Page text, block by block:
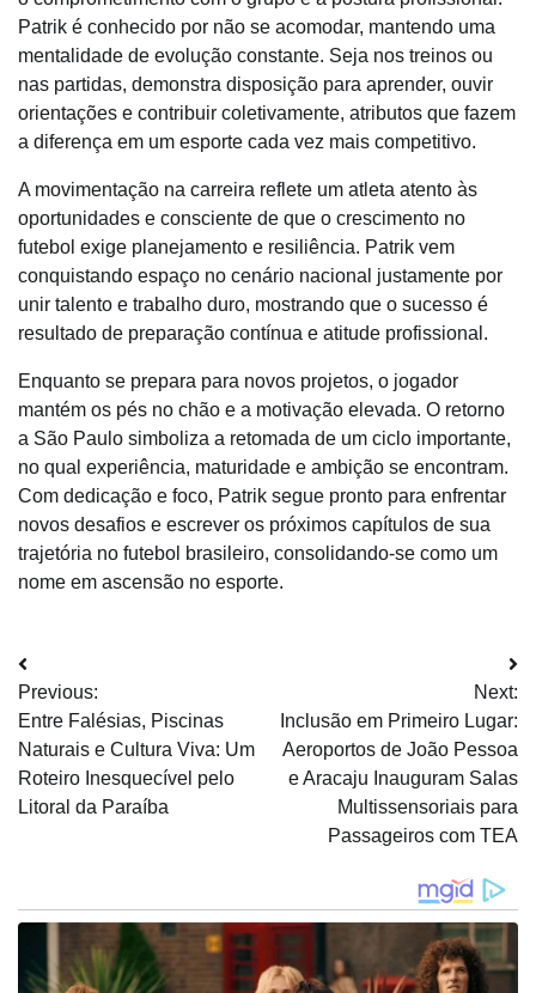
Patrik é conhecido por não se acomodar, mantendo uma
mentalidade de evolução constante. Seja nos treinos ou
nas partidas, demonstra disposição para aprender, ouvir
orientações e contribuir coletivamente, atributos que fazem
a diferença em um esporte cada vez mais competitivo.
A movimentação na carreira reflete um atleta atento às
oportunidades e consciente de que o crescimento no
futebol exige planejamento e resiliência. Patrik vem
conquistando espaço no cenário nacional justamente por
unir talento e trabalho duro, mostrando que o sucesso é
resultado de preparação contínua e atitude profissional.
Enquanto se prepara para novos projetos, o jogador
mantém os pés no chão e a motivação elevada. O retorno
a São Paulo simboliza a retomada de um ciclo importante,
no qual experiência, maturidade e ambição se encontram.
Com dedicação e foco, Patrik segue pronto para enfrentar
novos desafios e escrever os próximos capítulos de sua
trajetória no futebol brasileiro, consolidando-se como um
nome em ascensão no esporte.
Navegação
de
Post
Previous:
Entre Falésias, Piscinas
Naturais e Cultura Viva: Um
Roteiro Inesquecível pelo
Litoral da Paraíba
Next:
Inclusão em Primeiro Lugar:
Aeroportos de João Pessoa
e Aracaju Inauguram Salas
Multissensoriais para
Passageiros com TEA